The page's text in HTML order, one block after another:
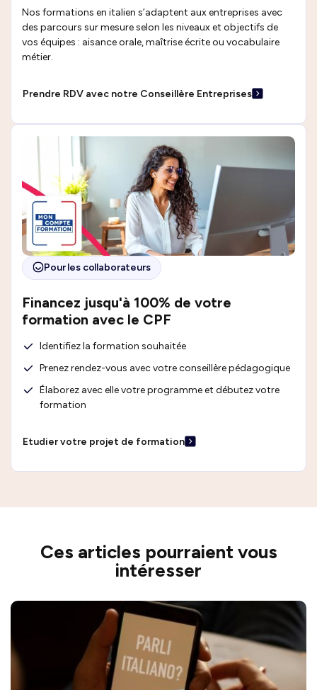
Nos formations en italien s’adaptent aux entreprises avec
des parcours sur mesure selon les niveaux et objectifs de
vos équipes : aisance orale, maîtrise écrite ou vocabulaire
métier.
Prendre RDV avec notre Conseillère Entreprises
Pour les collaborateurs
Financez jusqu'à 100% de votre
formation avec le CPF
Identifiez la formation souhaitée
Prenez rendez-vous avec votre conseillère pédagogique
Élaborez avec elle votre programme et débutez votre
formation
Etudier votre projet de formation
Ces articles pourraient vous
intéresser